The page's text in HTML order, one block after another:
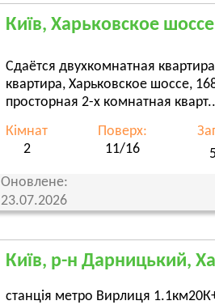
Київ, Харьковское
Сдаётся двухкомнатная
квартира, Харьковское шоссе,
просторная 2-х комнатная
Кімнат
2
Поверх:
11/16
Оновлене:
23.07.2026
Київ, р-н Дарницький,
станція метро Вирлиця